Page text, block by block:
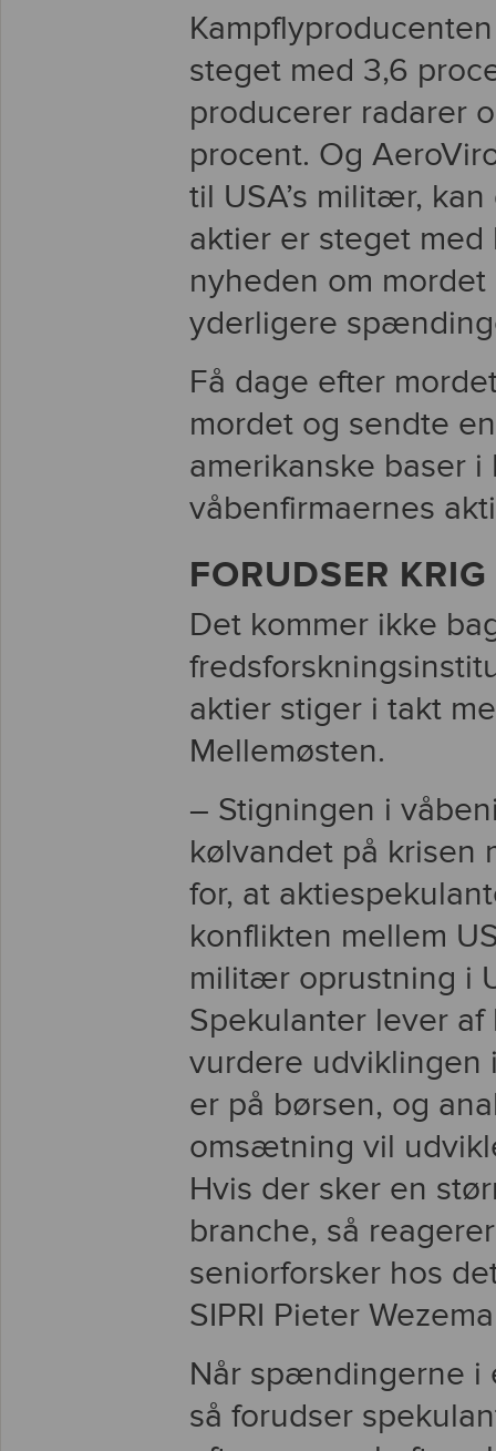
steget med 3,6
producerer radarer
procent. Og
til USA’s militær,
aktier er steget
nyheden om
yderligere
Få dage efter
mordet og sendte
amerikanske baser
våbenfirmaernes
FORUDSER KRIG
Det kommer ikke
aktier stiger i takt
Mellemøsten.
– Stigningen i
kølvandet på krisen
for, at
konflikten mellem
militær oprustning i
Spekulanter lever
vurdere udviklingen
er på børsen, og
omsætning vil
Hvis der sker en
branche, så
seniorforsker hos
SIPRI Pieter
Når spændingerne i
så forudser